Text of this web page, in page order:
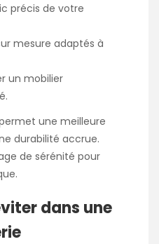
précis de votre
mesure adaptés à
un mobilier
une meilleure
durabilité accrue.
de sérénité pour
dans une